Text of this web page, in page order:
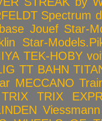
Spectrum
Jouef Star-
Star-
TEK-HOBY
TT BAHN
MECCANO
TRIX
TRIX
Viessmann